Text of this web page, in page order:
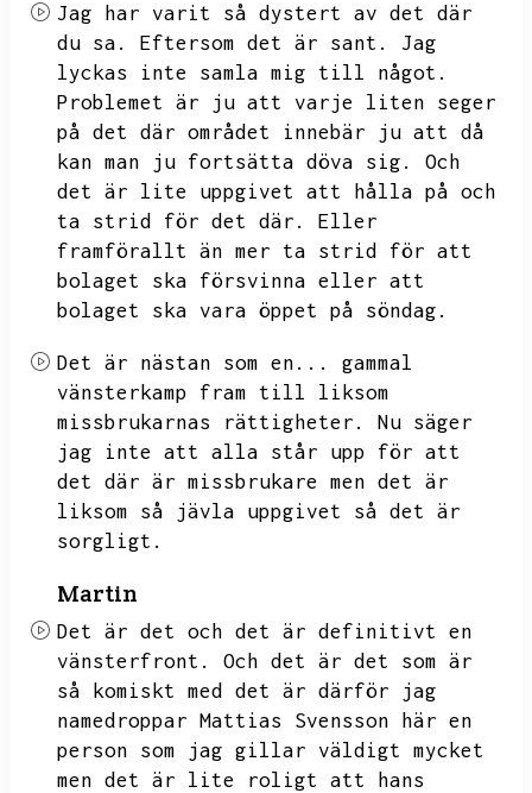
Jag har varit så dystert av det där
du sa.
Eftersom det är sant.
Jag
lyckas inte samla mig till något.
Problemet är ju att varje liten seger
på det där området innebär ju att då
kan man ju fortsätta döva sig.
Och
det är lite uppgivet att hålla på och
ta strid för det där.
Eller
framförallt än mer ta strid för att
bolaget ska försvinna eller att
bolaget ska vara öppet på söndag.
Det är nästan som en...
gammal
vänsterkamp fram till liksom
missbrukarnas rättigheter.
Nu säger
jag inte att alla står upp för att
det där är missbrukare men det är
liksom så jävla uppgivet så det är
sorgligt.
Martin
Det är det och det är definitivt en
vänsterfront.
Och det är det som är
så komiskt med det är därför jag
namedroppar Mattias Svensson här en
person som jag gillar väldigt mycket
men det är lite roligt att hans